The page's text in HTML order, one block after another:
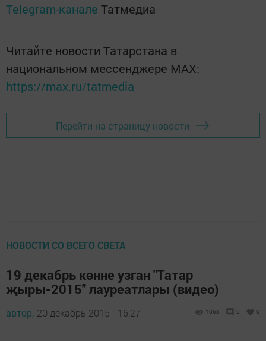
Telegram-канале Татмедиа
Читайте новости Татарстана в
национальном мессенджере MАХ:
https://max.ru/tatmedia
Перейти на страницу новости
НОВОСТИ СО ВСЕГО СВЕТА
19 декабрь көнне узган "Татар
җыры-2015" лауреатлары (видео)
автор, 20 декабрь 2015 - 16:27 1068 0 0